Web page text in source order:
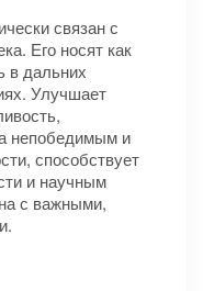
связан с
Его носят как
в дальних
Улучшает
непобедимым и
способствует
и научным
с важными,